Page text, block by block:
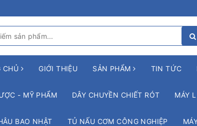
CHỦ GIỚI THIỆU SẢN PHẨM TIN TỨC
- MỸ PHẨM DÂY CHUYỀN CHIẾT RÓT MÁY
BAO NHẬT TỦ NẤU CƠM CÔNG NGHIỆP